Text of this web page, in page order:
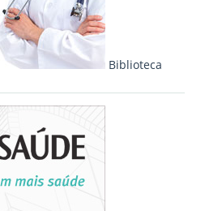
Biblioteca